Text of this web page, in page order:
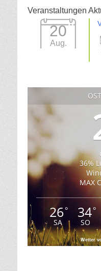
Veranstaltungen
20
Aug.
36%
MAX
26°
SA
34°
SO
Wetter